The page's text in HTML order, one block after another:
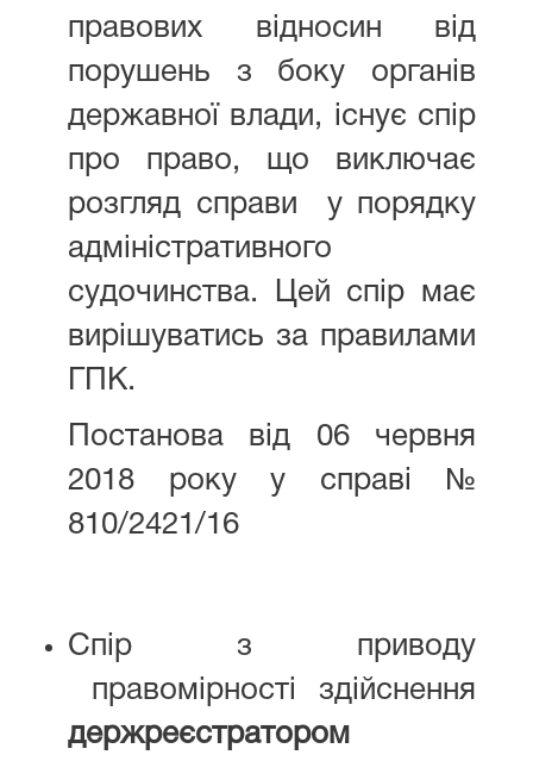
правових відносин від
порушень з боку органів
державної влади, існує спір
про право, що виключає
розгляд справи у порядку
адміністративного
судочинства. Цей спір має
вирішуватись за правилами
ГПК.
Постанова від 06 червня
2018 року у справі №
810/2421/16
Спір з приводу
правомірності здійснення
держреєстратором